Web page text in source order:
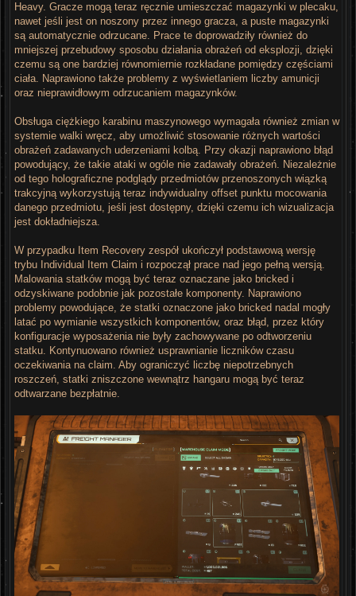
Heavy. Gracze mogą teraz ręcznie umieszczać magazynki w plecaku,
nawet jeśli jest on noszony przez innego gracza, a puste magazynki
są automatycznie odrzucane. Prace te doprowadziły również do
mniejszej przebudowy sposobu działania obrażeń od eksplozji, dzięki
czemu są one bardziej równomiernie rozkładane pomiędzy częściami
ciała. Naprawiono także problemy z wyświetlaniem liczby amunicji
oraz nieprawidłowym odrzucaniem magazynków.
Obsługa ciężkiego karabinu maszynowego wymagała również zmian w
systemie walki wręcz, aby umożliwić stosowanie różnych wartości
obrażeń zadawanych uderzeniami kolbą. Przy okazji naprawiono błąd
powodujący, że takie ataki w ogóle nie zadawały obrażeń. Niezależnie
od tego holograficzne podglądy przedmiotów przenoszonych wiązką
trakcyjną wykorzystują teraz indywidualny offset punktu mocowania
danego przedmiotu, jeśli jest dostępny, dzięki czemu ich wizualizacja
jest dokładniejsza.
W przypadku Item Recovery zespół ukończył podstawową wersję
trybu Individual Item Claim i rozpoczął prace nad jego pełną wersją.
Malowania statków mogą być teraz oznaczane jako bricked i
odzyskiwane podobnie jak pozostałe komponenty. Naprawiono
problemy powodujące, że statki oznaczone jako bricked nadal mogły
latać po wymianie wszystkich komponentów, oraz błąd, przez który
konfiguracje wyposażenia nie były zachowywane po odtworzeniu
statku. Kontynuowano również usprawnianie liczników czasu
oczekiwania na claim. Aby ograniczyć liczbę niepotrzebnych
roszczeń, statki zniszczone wewnątrz hangaru mogą być teraz
odtwarzane bezpłatnie.